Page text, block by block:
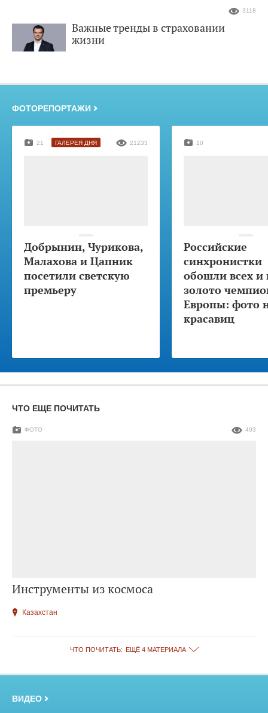
Важные тренды в страховании
жизни
3118
ФОТОРЕПОРТАЖИ
Добрынин, Чурикова,
Малахова и Цапник
посетили светскую
премьеру
21 ГАЛЕРЕЯ ДНЯ 21233
Российские
синхронистки
обошли всех и
золото
Европы: фото
красавиц
10
ЧТО ЕЩЕ ПОЧИТАТЬ
Инструменты из космоса
ФОТО 493
Казахстан
ЧТО ПОЧИТАТЬ: ЕЩЁ 4 МАТЕРИАЛА
ВИДЕО